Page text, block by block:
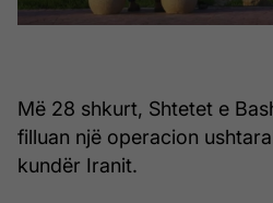
Më 28 shkurt, Shtetet e
filluan një operacion
kundër Iranit.